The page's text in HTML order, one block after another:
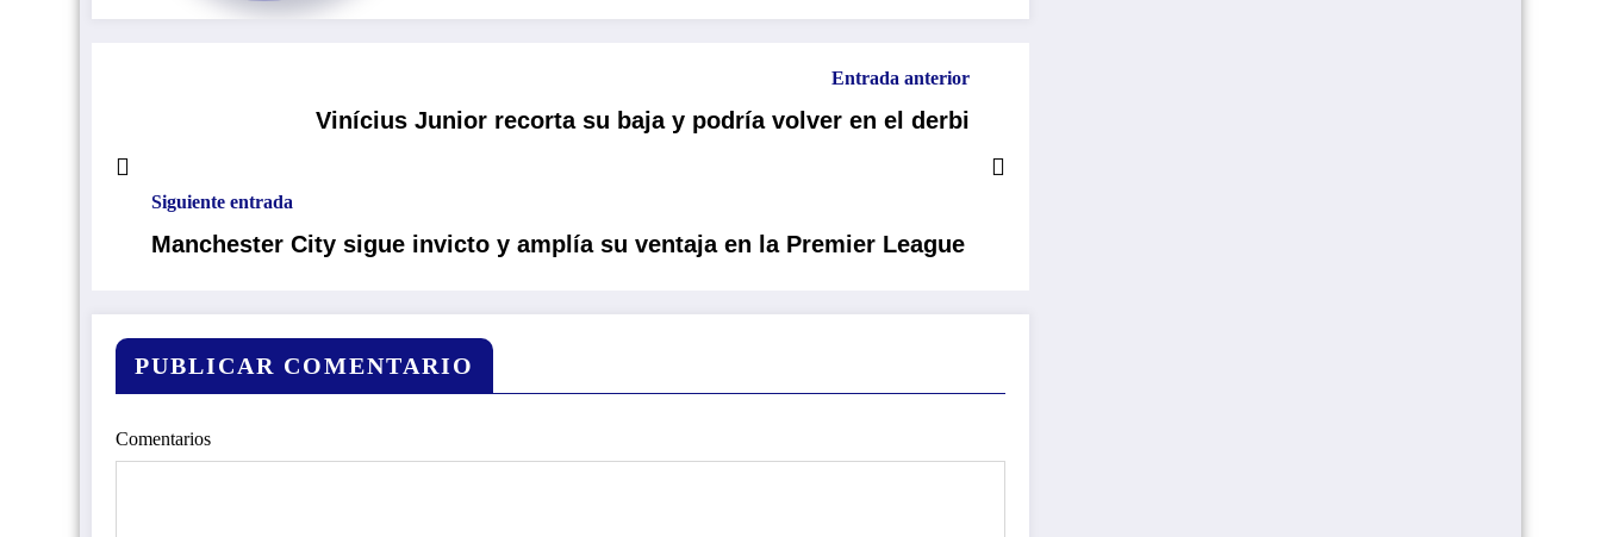
Entrada anterior
Vinícius Junior recorta su baja y podría volver en el derbi
Siguiente entrada
Manchester City sigue invicto y amplía su ventaja en la Premier League
PUBLICAR COMENTARIO
Comentarios